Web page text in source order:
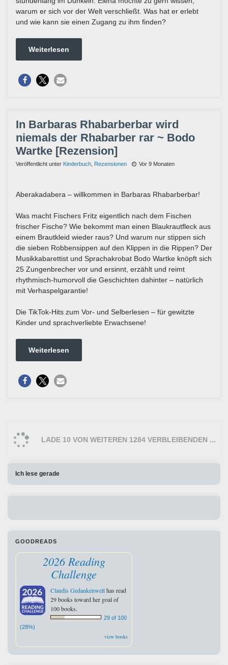
warum er sich vor der Welt verschließt. Was hat er erlebt
und wie kann sie einen Zugang zu ihm finden?
Weiterlesen
In Barbaras Rhabarberbar wird
niemals der Rhabarber rar ~ Bodo
Wartke [Rezension]
Veröffentlicht unter Kinderbuch Rezensionen Vor 9 Monaten
Aberakadabera – willkommen in Barbaras Rhabarberbar!
Was macht Fischers Fritz eigentlich nach dem Fischen
frischer Fische? Wie bekommt man einen Blaukrautfleck aus
einem Brautkleid wieder raus? Und warum nur stippen sich
die sieben Robbensippen auf den Klippen in die Rippen? Der
Musikkabarettist und Sprachakrobat Bodo Wartke knöpft sich
25 Zungenbrecher vor und ersinnt, erzählt und reimt
rhythmisch-humorvoll die Geschichten dahinter – natürlich
mit Verhaspelgarantie!
Die TikTok-Hits zum Vor- und Selberlesen – für gewitzte
Kinder und sprachverliebte Erwachsene!
Weiterlesen
LADE 10 VON WEITEREN 1284 VERBLEIBENDEN ...
Ich lese gerade
GOODREADS
2026 Reading
Challenge
Claudis Gedankenwelthas read
29 books toward her goal of
100 books.
29 of 100
(28%)
view books